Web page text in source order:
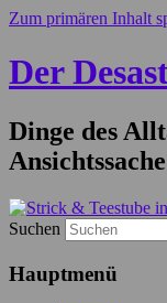
Zum primären Inhalt
Der
Dinge des
Suchen
Hauptmenü